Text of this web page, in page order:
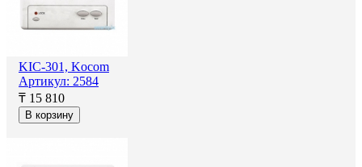
KIC-301, Kocom
Артикул: 2584
₸ 15 810
В корзину